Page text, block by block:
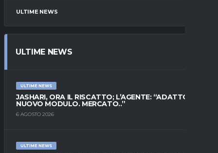
ULTIME NEWS
ULTIME NEWS
ULTIME NEWS
JASHARI, ORA IL RISCATTO; L’AGENTE: “ADATTO AL
NUOVO MODULO. MERCATO..”
6 AGOSTO 2026
ULTIME NEWS